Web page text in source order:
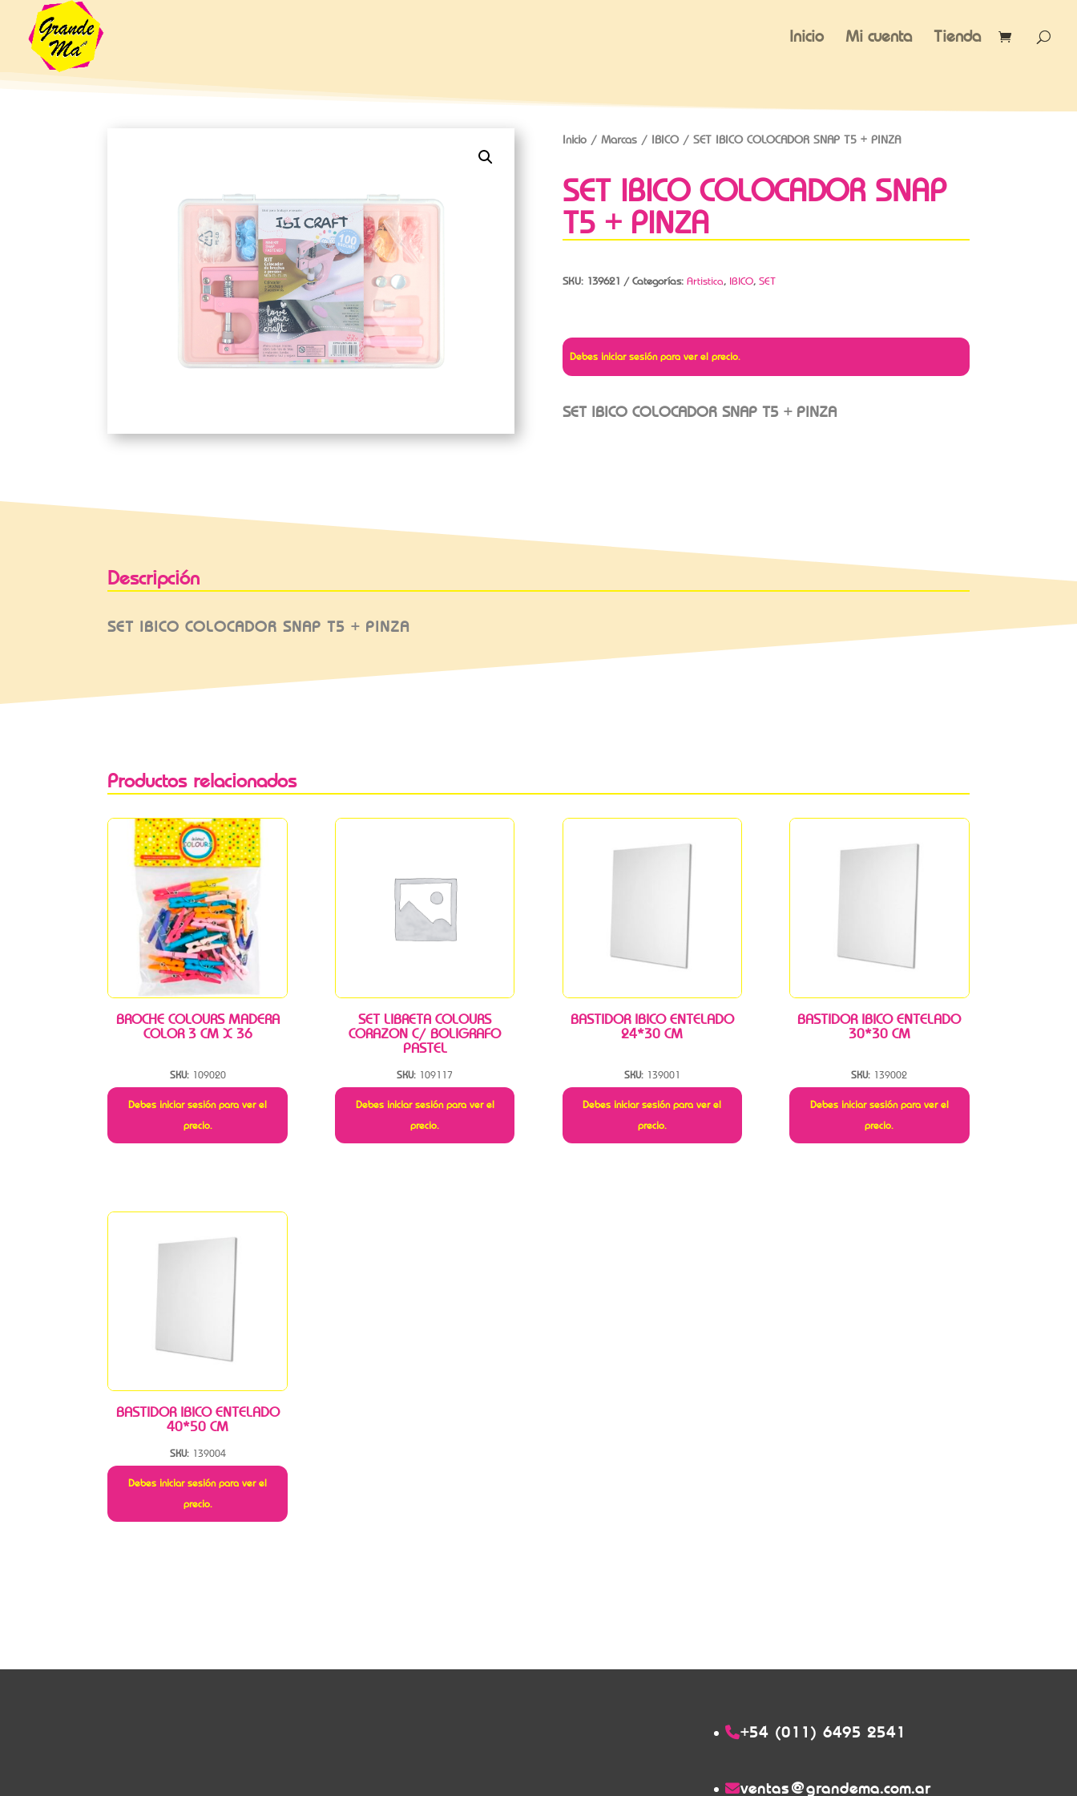
Inicio Mi cuenta Tienda
Inicio/ Marcas/ IBICO/ SET IBICO COLOCADOR SNAP T5 + PINZA
SET IBICO COLOCADOR SNAP
T5 + PINZA
SKU: 139621 Categorías: Artistica, IBICO, SET
Debes iniciar sesión para ver el precio.
SET IBICO COLOCADOR SNAP T5 + PINZA
Descripción
SET IBICO COLOCADOR SNAP T5 + PINZA
Productos relacionados
BROCHE COLOURS MADERA
COLOR 3 CM X 36
SKU: 109020
Debes iniciar sesión para ver el
precio.
SET LIBRETA COLOURS
CORAZON C/ BOLIGRAFO
PASTEL
SKU: 109117
Debes iniciar sesión para ver el
precio.
BASTIDOR IBICO ENTELADO
24*30 CM
SKU: 139001
Debes iniciar sesión para ver el
precio.
BASTIDOR IBICO ENTELADO
30*30 CM
SKU: 139002
Debes iniciar sesión para ver el
precio.
BASTIDOR IBICO ENTELADO
40*50 CM
SKU: 139004
Debes iniciar sesión para ver el
precio.
+54 (011) 6495 2541
ventas@grandema.com.ar